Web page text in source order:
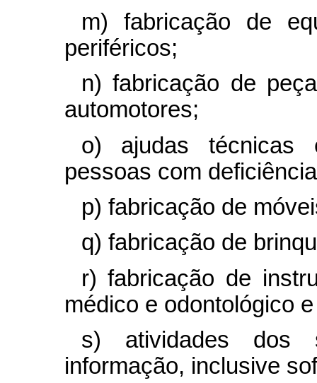
m) fabricação de
periféricos;
n) fabricação de
automotores;
o) ajudas técnicas
pessoas com
p) fabricação de
q) fabricação de
r) fabricação de
médico e odontológico
s) atividades dos
informação, inclusive